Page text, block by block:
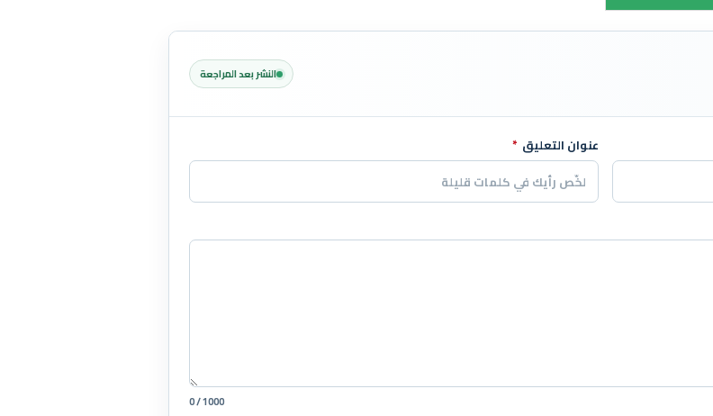
النشر بعد المراجعة
عنوان التعليق *
0 / 1000